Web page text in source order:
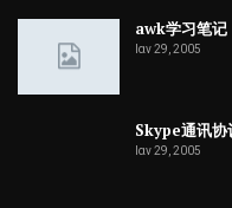
awk学习笔记
Ιαν 29, 2005
Skype通讯协
Ιαν 29, 2005